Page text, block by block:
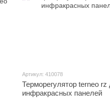
Артикул: 410078
Терморегулятор terneo rz
инфракрасных панелей